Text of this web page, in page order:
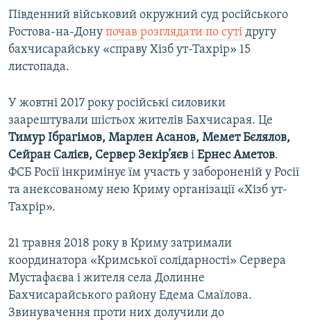
Південний військовий окружний суд російського
Ростова-на-Дону почав розглядати по суті другу
бахчисарайську «справу Хізб ут-Тахрір» 15
листопада.
У жовтні 2017 року російські силовики
заарештували шістьох жителів Бахчисарая. Це
Тимур Ібрагімов, Марлен Асанов, Мемет Бєлялов,
Сейран Салієв, Сервер Зекір’яєв і Ернес Аметов.
ФСБ Росії інкримінує їм участь у забороненій у Росії
та анексованому нею Криму організації «Хізб ут-
Тахрір».
21 травня 2018 року в Криму затримали
координатора «Кримської солідарності» Сервера
Мустафаєва і жителя села Долинне
Бахчисарайського району Едема Смаїлова.
Звинувачення проти них долучили до